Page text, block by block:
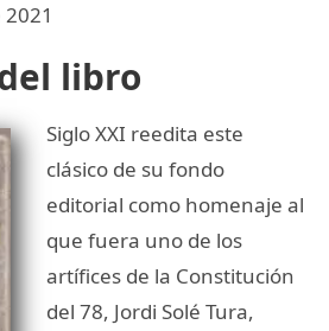
libro
Siglo XXI reedita este
clásico de su fondo
editorial como homenaje al
que fuera uno de los
artífices de la Constitución
del 78, Jordi Solé Tura,